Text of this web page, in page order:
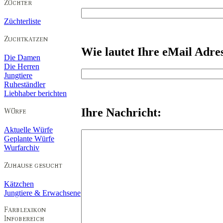
Züchterliste
Die Damen
Die Herren
Jungtiere
Ruheständler
Liebhaber berichten
Aktuelle Würfe
Geplante Würfe
Wurfarchiv
Kätzchen
Jungtiere & Erwachsene
Wie lautet Ihre eMail
Ihre Nachricht: